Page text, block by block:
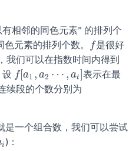
有相邻的同色元素” 的排列个
元素的排列个数。 f
f 是很好
我们可以在指数时间内得到
f[a1 , a2 ⋯ , at]
f[ a1 ,a2⋯ ,at]
表示在最
续段的个数分别为
是一个组合数，我们可以尝试
i
i )：